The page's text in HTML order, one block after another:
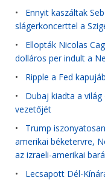
• Ennyit kaszáltak
slágerkoncerttel a
• Ellopták Nicolas
dolláros per indult a
• Ripple a Fed
• Dubaj kiadta a
vezetőjét
• Trump
amerikai béketervre,
az izraeli-amerikai
• Lecsapott Dél-